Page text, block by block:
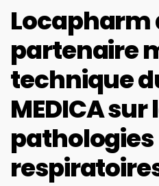
Locapharm
partenaire
technique
MEDICA sur
pathologies